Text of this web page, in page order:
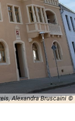
Alexandra Bruscaini